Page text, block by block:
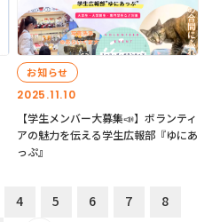
2025.11.10
お知らせ
【学生メンバー大募集📣】ボランティ
アの魅力を伝える学生広報部『ゆにあ
っぷ』
4 5 6 7
8